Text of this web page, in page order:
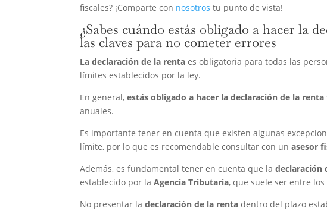
fiscales? ¡Comparte con nosotros tu punto de vista!
¿Sabes cuándo estás obligado a hacer la
las claves para no cometer errores
La declaración de la renta es obligatoria para todas las
límites establecidos por la ley.
En general,estás obligado a hacer la declaración de la renta
anuales.
Es importante tener en cuenta que existen algunas
límite, por lo que es recomendable consultar con unasesor
Además, es fundamental tener en cuenta que ladeclaración
establecido por laAgencia Tributaria, que suele ser entre
No presentar ladeclaración de la renta dentro del plazo